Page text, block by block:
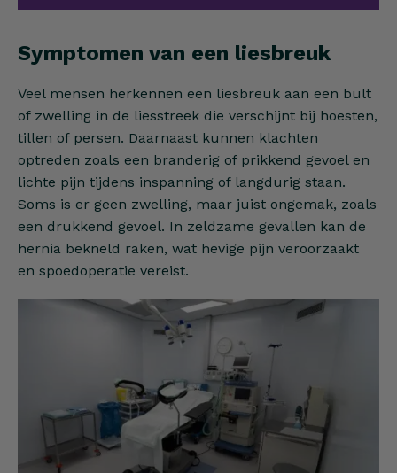
Symptomen van een liesbreuk
Veel mensen herkennen een liesbreuk aan een bult
of zwelling in de liesstreek die verschijnt bij hoesten,
tillen of persen. Daarnaast kunnen klachten
optreden zoals een branderig of prikkend gevoel en
lichte pijn tijdens inspanning of langdurig staan.
Soms is er geen zwelling, maar juist ongemak, zoals
een drukkend gevoel. In zeldzame gevallen kan de
hernia bekneld raken, wat hevige pijn veroorzaakt
en spoedoperatie vereist.